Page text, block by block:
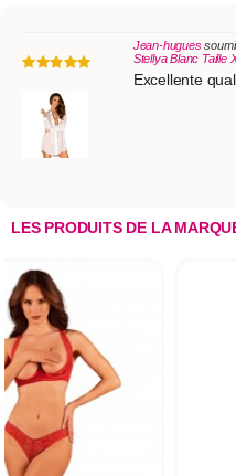
Jean-hugues
Stellya Blanc Taille
Excellente
LES PRODUITS DE LA